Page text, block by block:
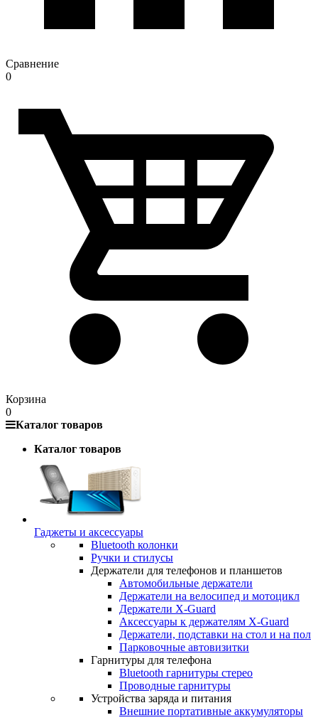
Сравнение
0
Корзина
0
Каталог товаров
Каталог товаров
Гаджеты и аксессуары
Bluetooth колонки
Ручки и стилусы
Держатели для телефонов и планшетов
Автомобильные держатели
Держатели на велосипед и мотоцикл
Держатели X-Guard
Аксессуары к держателям X-Guard
Держатели, подставки на стол и на пол
Парковочные автовизитки
Гарнитуры для телефона
Bluetooth гарнитуры стерео
Проводные гарнитуры
Устройства заряда и питания
Внешние портативные аккумуляторы